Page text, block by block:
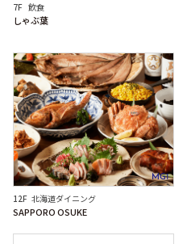
7F 飲食
しゃぶ葉
MG1
12F 北海道ダイニング
SAPPORO OSUKE